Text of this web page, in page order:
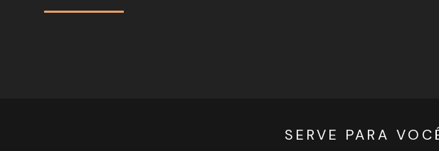
SERVE PARA